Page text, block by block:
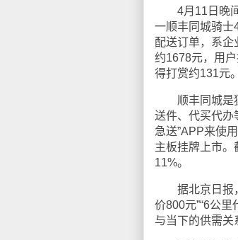
4月11日晚间
一顺丰同城骑士
配送订单，系企
约1678元，用
得打赏约131元。
顺丰同城是独
送件、代买代办
急送”APP来使
主板挂牌上市。
11%。
据北京日报，
价800元”“6公
与当下的供需关